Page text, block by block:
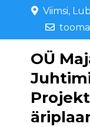
content
Viimsi,
OÜ